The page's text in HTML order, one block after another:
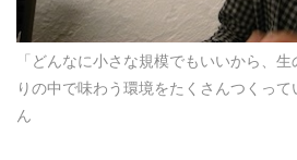
「どんなに小さな規模でもいいから、
りの中で味わう環境をたくさんつくっ
ん